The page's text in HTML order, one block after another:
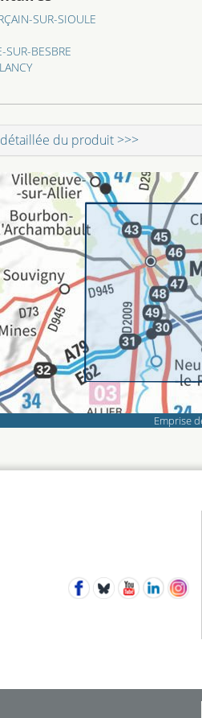
SUR-SIOULE
BESBRE
du produit >>>
Emprise